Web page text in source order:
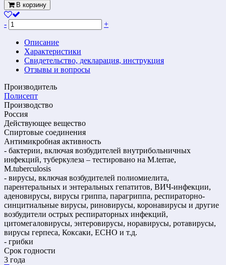
В корзину
- +
Описание
Характеристики
Свидетельство, декларация, инструкция
Отзывы и вопросы
Производитель
Полисепт
Производство
Россия
Действующее вещество
Спиртовые соединения
Антимикробная активность
- бактерии, включая возбудителей внутрибольничных
инфекций, туберкулеза – тестировано на М.terrae,
M.tuberculosis
- вирусы, включая возбудителей полиомиелита,
парентеральных и энтеральных гепатитов, ВИЧ-инфекции,
аденовирусы, вирусы гриппа, парагриппа, респираторно-
синцитиальные вирусы, риновирусы, коронавирусы и другие
возбудители острых респираторных инфекций,
цитомегаловирусы, энтеровирусы, норавирусы, ротавирусы,
вирусы герпеса, Коксаки, ЕСНО и т.д.
- грибки
Срок годности
3 года